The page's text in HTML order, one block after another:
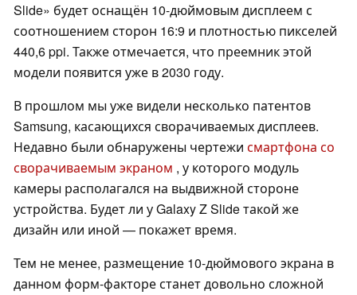
Slide» будет оснащён 10-дюймовым дисплеем с
соотношением сторон 16:9 и плотностью пикселей
440,6 ppi. Также отмечается, что преемник этой
модели появится уже в 2030 году.
В прошлом мы уже видели несколько патентов
Samsung, касающихся сворачиваемых дисплеев.
Недавно были обнаружены чертежи смартфона со
сворачиваемым экраном , у которого модуль
камеры располагался на выдвижной стороне
устройства. Будет ли у Galaxy Z Slide такой же
дизайн или иной — покажет время.
Тем не менее, размещение 10-дюймового экрана в
данном форм-факторе станет довольно сложной